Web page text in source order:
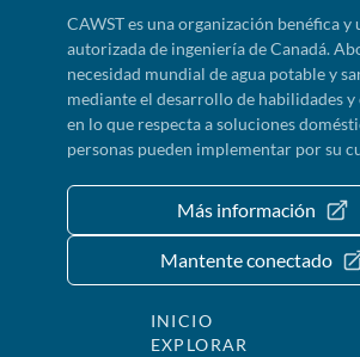
CAWST es una organización benéfica y
autorizada de ingeniería de Canadá.
necesidad mundial de agua potable y
mediante el desarrollo de habilidades
en lo que respecta a soluciones
personas pueden implementar por su
Más información
Mantente conectado
INICIO
EXPLORAR